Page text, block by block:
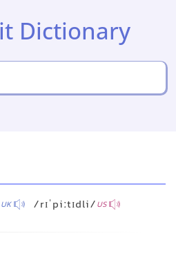
Dictionary
UK /rɪˈpiːtɪdli/US